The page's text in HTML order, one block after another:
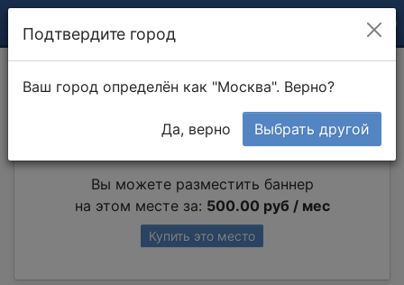
Монтаж насоса
Вы можете разместить баннер
на этом месте за: 500.00 руб / мес
Купить это место
Подтвердите город
Ваш город определён как "Москва". Верно?
Да, верно Выбрать другой